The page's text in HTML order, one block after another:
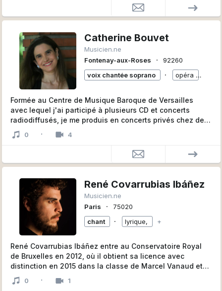
lyrique/Mise en scène lyrique, Piano, Déchiffrage,
Solfège spécialisé, Analyse musicale, Histoire de la
Musique
SIRET 52090889800015 (APE 8552Z)
PRESTATAIRE indépendant DE FORMATION
PROFESSIONNELLE Déclaration d'activité N° 11770687577
dossier professionnel complet). Ne vaut pas agrément de
l'État. Devis/Facture, Contrat de Formation
Professionnelle, Conventions (Articles L.6313-3 et
suivants du CT)
Catherine Bouvet
Musicien.ne
Fontenay-aux-Roses
∙
92260
voix chantée soprano
∙ opéra
Formée au Centre de Musique Baroque de Versailles
avec lequel j'ai participé à plusieurs CD et concerts
radiodiffusés, je me produis en concerts privés chez des
particuliers ou en séminaires d'entreprise. J'ai à mon
répertoire des mélodies françaises (Fauré, Debussy,
Ravel, Messiaen, Hahn,...) et des airs d'opéra italien du
0 · 4
René Covarrubias Ibáñez
Musicien.ne
Paris
∙
75020
chant
∙ lyrique, +
René Covarrubias Ibáñez entre au Conservatoire Royal
de Bruxelles en 2012, où il obtient sa licence avec
distinction en 2015 dans la classe de Marcel Vanaud et
Michèle Massina, puis il obitent son Master au CNSMD
de Lyon, dans la classe de Brian Parsons.
0 · 1